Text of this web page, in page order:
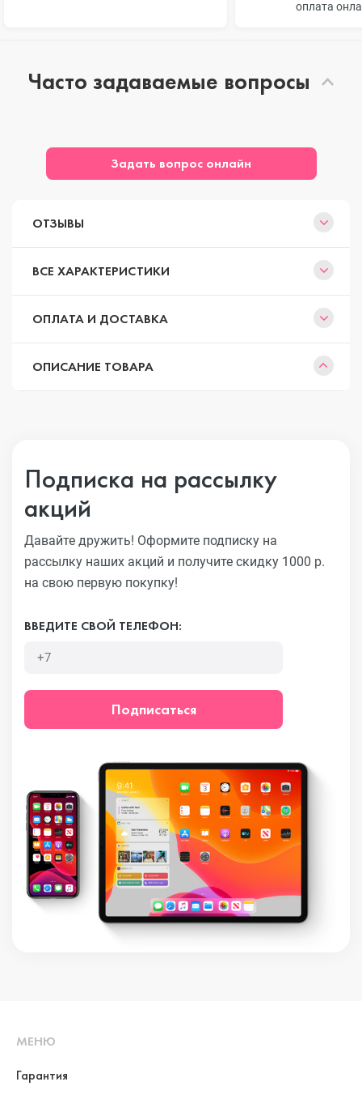
оплата
Часто задаваемые вопросы
Задать вопрос онлайн
ОТЗЫВЫ
ВСЕ ХАРАКТЕРИСТИКИ
ОПЛАТА И ДОСТАВКА
ОПИСАНИЕ ТОВАРА
Подписка на рассылку
акций
Давайте дружить! Оформите подписку на
рассылку наших акций и получите скидку 1000 р.
на свою первую покупку!
ВВЕДИТЕ СВОЙ ТЕЛЕФОН:
Подписаться
МЕНЮ
Гарантия